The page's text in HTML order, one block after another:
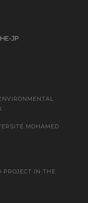
JP
MOHAMED
PROJECT IN THE